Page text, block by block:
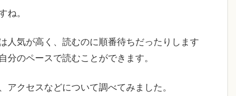
ね。
人気が高く、読むのに順番待ちだったりします
のペースで読むことができます。
クセスなどについて調べてみました。